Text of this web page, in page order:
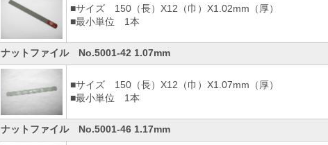
■サイズ 150（長）X12（巾）X1.02mm（厚）
■最小単位 1本
ナットファイル No.5001-42 1.07mm
■サイズ 150（長）X12（巾）X1.07mm（厚）
■最小単位 1本
ナットファイル No.5001-46 1.17mm